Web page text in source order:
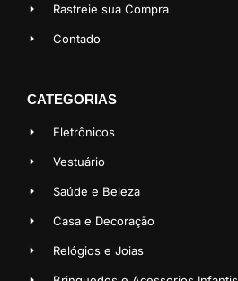
Rastreie sua Compra
Contado
CATEGORIAS
Eletrônicos
Vestuário
Saúde e Beleza
Casa e Decoração
Relógios e Joias